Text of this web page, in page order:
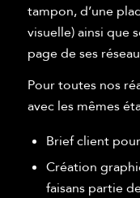
tampon, d’une
visuelle) ainsi que
page de ses
Pour toutes nos
avec les mêmes
Brief client
Création
faisans partie